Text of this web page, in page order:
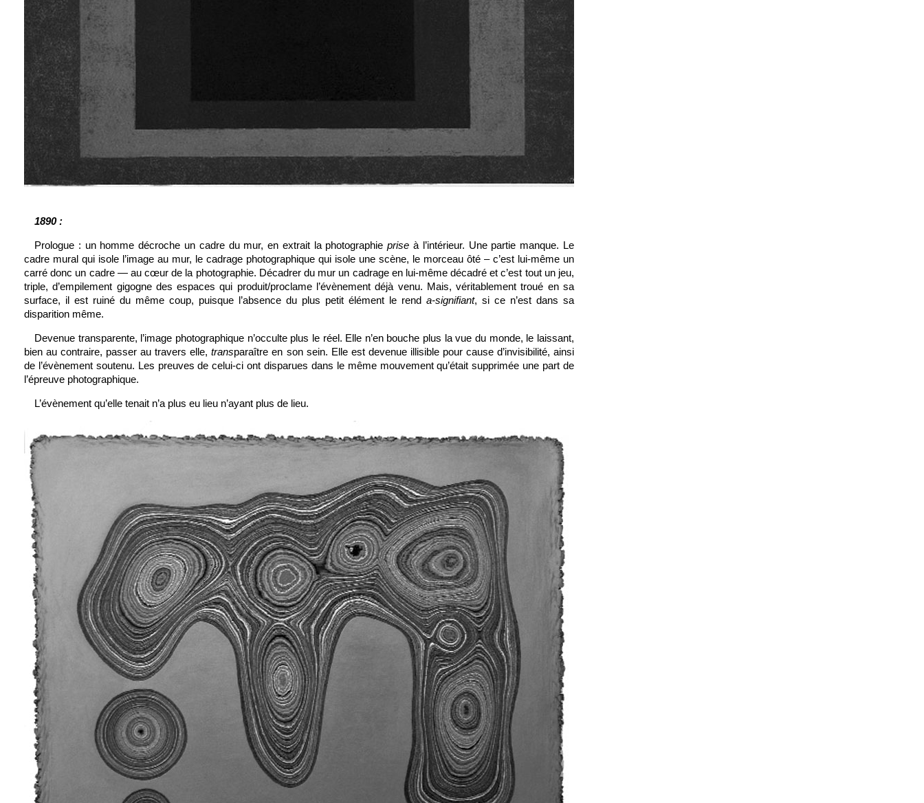
1890 :
Prologue : un homme décroche un cadre du mur, en extrait la photographieprise à l’intérieur. Une partie manque. Le
cadre mural qui isole l’image au mur, le cadrage photographique qui isole une scène, le morceau ôté – c’est lui-même un
carré donc un cadre — au cœur de la photographie. Décadrer du mur un cadrage en lui-même décadré et c’est tout un jeu,
triple, d’empilement gigogne des espaces qui produit/proclame l’évènement déjà venu. Mais, véritablement troué en sa
surface, il est ruiné du même coup, puisque l’absence du plus petit élément le rend a-signifiant, si ce n’est dans sa
disparition même.
Devenue transparente, l’image photographique n’occulte plus le réel. Elle n’en bouche plus la vue du monde, le laissant,
bien au contraire, passer au travers elle,transparaître en son sein. Elle est devenue illisible pour cause d’invisibilité, ainsi
de l’évènement soutenu. Les preuves de celui-ci ont disparues dans le même mouvement qu’était supprimée une part de
l’épreuve photographique.
L’évènement qu’elle tenait n’a plus eu lieu n’ayant plus de lieu.